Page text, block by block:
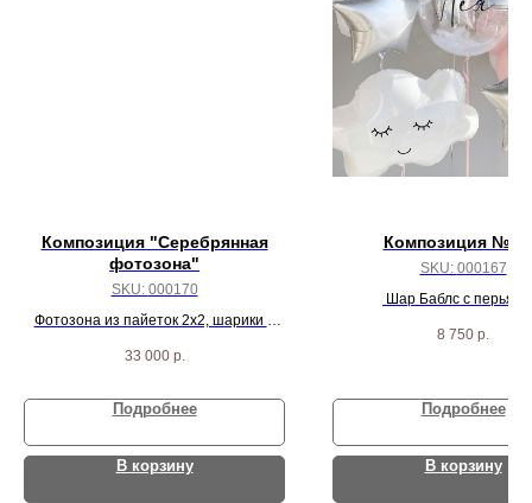
Композиция "Серебрянная
фотозона"
SKU: 000170
Фотозона из пайеток 2х2, шарики и
33 000 р.
Подробнее
В корзину
Композиция №
SKU: 000167
Шар Баблс с
3 звезды и 13 шаров
8 750 р.
Подробнее
В корзину